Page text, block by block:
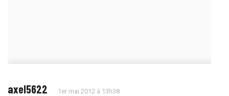
axel5622 1er mai 2012 à 13h38